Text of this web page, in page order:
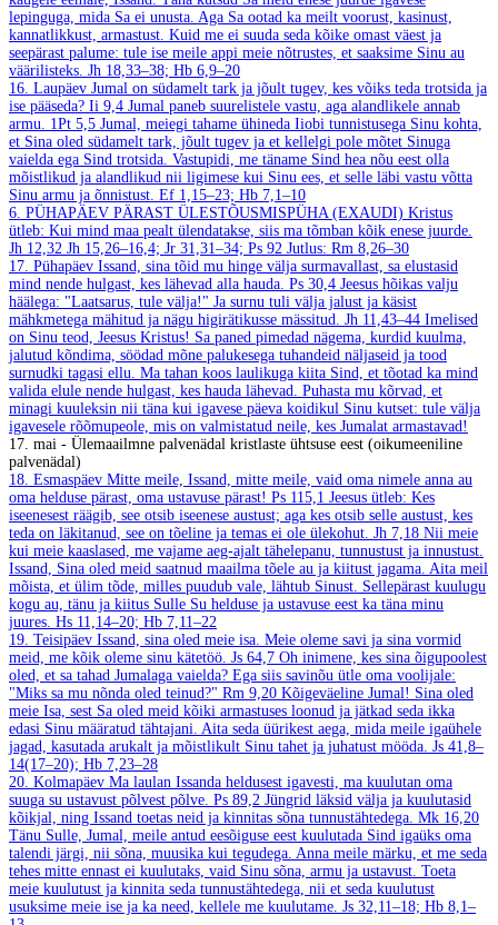
lepinguga, mida Sa ei unusta. Aga Sa ootad ka meilt voorust, kasinust,
kannatlikkust, armastust. Kuid me ei suuda seda kõike omast väest ja
seepärast palume: tule ise meile appi meie nõtrustes, et saaksime Sinu au
väärilisteks. Jh 18,33–38; Hb 6,9–20
16. Laupäev Jumal on südamelt tark ja jõult tugev, kes võiks teda trotsida ja
ise pääseda? Ii 9,4 Jumal paneb suurelistele vastu, aga alandlikele annab
armu. 1Pt 5,5 Jumal, meiegi tahame ühineda Iiobi tunnistusega Sinu kohta,
et Sina oled südamelt tark, jõult tugev ja et kellelgi pole mõtet Sinuga
vaielda ega Sind trotsida. Vastupidi, me täname Sind hea nõu eest olla
mõistlikud ja alandlikud nii ligimese kui Sinu ees, et selle läbi vastu võtta
Sinu armu ja õnnistust. Ef 1,15–23; Hb 7,1–10
6. PÜHAPÄEV PÄRAST ÜLESTÕUSMISPÜHA (EXAUDI) Kristus
ütleb: Kui mind maa pealt ülendatakse, siis ma tõmban kõik enese juurde.
Jh 12,32 Jh 15,26–16,4; Jr 31,31–34; Ps 92 Jutlus: Rm 8,26–30
17. Pühapäev Issand, sina tõid mu hinge välja surmavallast, sa elustasid
mind nende hulgast, kes lähevad alla hauda. Ps 30,4 Jeesus hõikas valju
häälega: "Laatsarus, tule välja!" Ja surnu tuli välja jalust ja käsist
mähkmetega mähitud ja nägu higirätikusse mässitud. Jh 11,43–44 Imelised
on Sinu teod, Jeesus Kristus! Sa paned pimedad nägema, kurdid kuulma,
jalutud kõndima, söödad mõne palukesega tuhandeid näljaseid ja tood
surnudki tagasi ellu. Ma tahan koos laulikuga kiita Sind, et tõotad ka mind
valida elule nende hulgast, kes hauda lähevad. Puhasta mu kõrvad, et
minagi kuuleksin nii täna kui igavese päeva koidikul Sinu kutset: tule välja
igavesele rõõmupeole, mis on valmistatud neile, kes Jumalat armastavad!
17. mai - Ülemaailmne palvenädal kristlaste ühtsuse eest (oikumeeniline
palvenädal)
18. Esmaspäev Mitte meile, Issand, mitte meile, vaid oma nimele anna au
oma helduse pärast, oma ustavuse pärast! Ps 115,1 Jeesus ütleb: Kes
iseenesest räägib, see otsib iseenese austust; aga kes otsib selle austust, kes
teda on läkitanud, see on tõeline ja temas ei ole ülekohut. Jh 7,18 Nii meie
kui meie kaaslased, me vajame aeg-ajalt tähelepanu, tunnustust ja innustust.
Issand, Sina oled meid saatnud maailma tõele au ja kiitust jagama. Aita meil
mõista, et ülim tõde, milles puudub vale, lähtub Sinust. Sellepärast kuulugu
kogu au, tänu ja kiitus Sulle Su helduse ja ustavuse eest ka täna minu
juures. Hs 11,14–20; Hb 7,11–22
19. Teisipäev Issand, sina oled meie isa. Meie oleme savi ja sina vormid
meid, me kõik oleme sinu kätetöö. Js 64,7 Oh inimene, kes sina õigupoolest
oled, et sa tahad Jumalaga vaielda? Ega siis savinõu ütle oma voolijale:
"Miks sa mu nõnda oled teinud?" Rm 9,20 Kõigeväeline Jumal! Sina oled
meie Isa, sest Sa oled meid kõiki armastuses loonud ja jätkad seda ikka
edasi Sinu määratud tähtajani. Aita seda üürikest aega, mida meile igaühele
jagad, kasutada arukalt ja mõistlikult Sinu tahet ja juhatust mööda. Js 41,8–
14(17–20); Hb 7,23–28
20. Kolmapäev Ma laulan Issanda heldusest igavesti, ma kuulutan oma
suuga su ustavust põlvest põlve. Ps 89,2 Jüngrid läksid välja ja kuulutasid
kõikjal, ning Issand toetas neid ja kinnitas sõna tunnustähtedega. Mk 16,20
Tänu Sulle, Jumal, meile antud eesõiguse eest kuulutada Sind igaüks oma
talendi järgi, nii sõna, muusika kui tegudega. Anna meile märku, et me seda
tehes mitte ennast ei kuulutaks, vaid Sinu sõna, armu ja ustavust. Toeta
meie kuulutust ja kinnita seda tunnustähtedega, nii et seda kuulutust
usuksime meie ise ja ka need, kellele me kuulutame. Js 32,11–18; Hb 8,1–